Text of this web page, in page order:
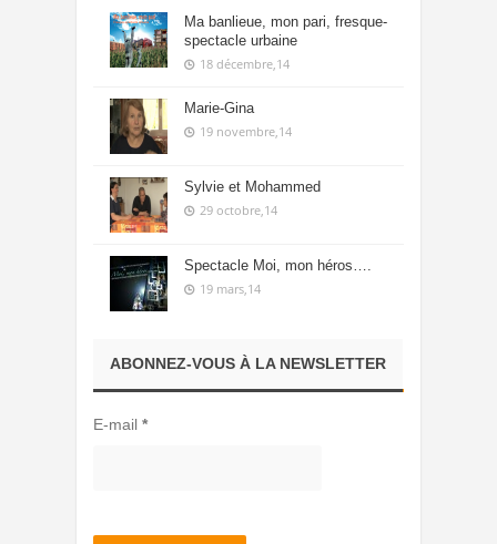
Ma banlieue, mon pari, fresque-
spectacle urbaine
18 décembre,14
Marie-Gina
19 novembre,14
Sylvie et Mohammed
29 octobre,14
Spectacle Moi, mon héros….
19 mars,14
ABONNEZ-VOUS À LA NEWSLETTER
E-mail *